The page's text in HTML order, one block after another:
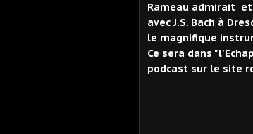
Rameau admirait
avec J.S. Bach à
le magnifique
Ce sera dans
podcast sur le site